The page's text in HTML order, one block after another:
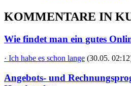
KOMMENTARE IN
Wie findet man ein gutes
· Ich habe es schon lange (30.05.
Angebots- und